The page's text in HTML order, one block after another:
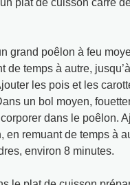
plat de cuisson carré
grand poêlon à feu
de temps à autre,
les pois et les
un bol moyen,
dans le poêlon.
en remuant de temps à
environ 8 minutes.